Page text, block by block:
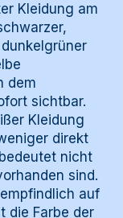
Kleidung am
dem
sichtbar.
Kleidung
direkt
nicht
sind.
auf
die Farbe der